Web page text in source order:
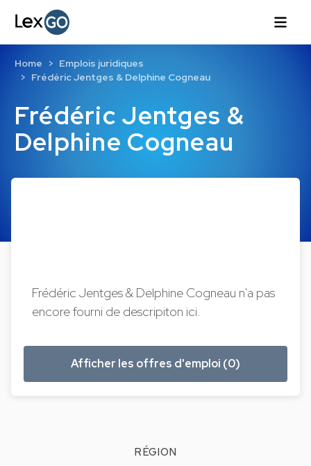
Frédéric Jentges &
Delphine Cogneau
Home
Emplois juridiques
Frédéric Jentges & Delphine Cogneau
Frédéric Jentges & Delphine Cogneau n'a pas
encore fourni de descripiton ici.
Afficher les offres d'emploi (0)
RÉGION